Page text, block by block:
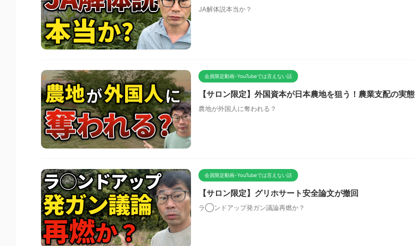
JA解体説本当か？
会員限定動画-YouTubeでは言えない話
【サロン限定】外国資本が日本農地を狙う！農業支配の実態
農地が外国人に奪われる？
会員限定動画-YouTubeでは言えない話
【サロン限定】グリホサート安全論文が撤回
ラ◯ンドアップ発ガン議論再燃か？